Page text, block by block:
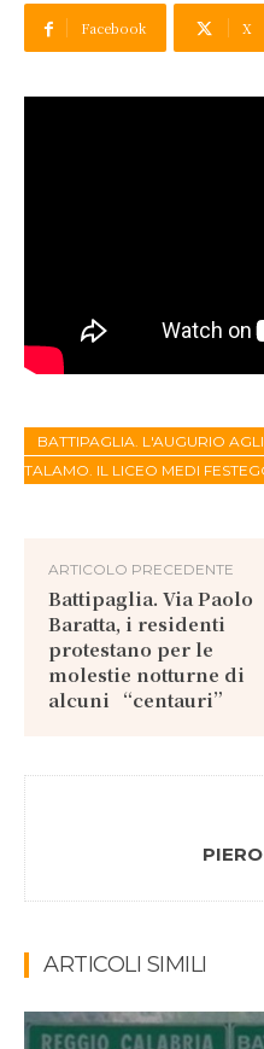
Facebook X
BATTIPAGLIA. L'AUGURIO
TALAMO. IL LICEO MEDI
ARTICOLO PRECEDENTE
Battipaglia. Via Paolo
Baratta, i residenti
protestano per le
molestie notturne di
alcuni “centauri”
ARTICOLI SIMILI